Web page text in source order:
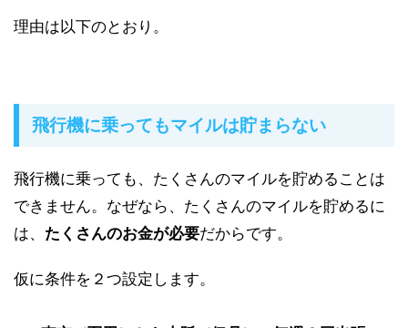
理由は以下のとおり。
飛行機に乗ってもマイルは貯まらない
飛行機に乗っても、たくさんのマイルを貯めることは
できません。なぜなら、たくさんのマイルを貯めるに
は、 たくさんのお金が必要だからです。
仮に条件を２つ設定します。